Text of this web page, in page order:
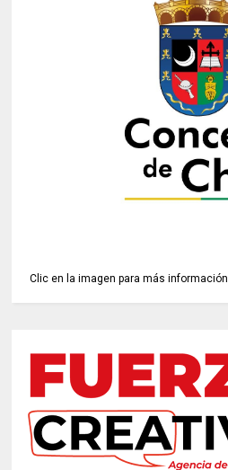
Clic en la imagen para más información